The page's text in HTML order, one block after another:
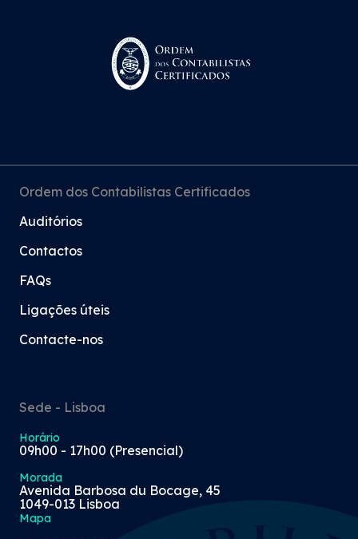
Ordem dos Contabilistas Certificados
Auditórios
Contactos
FAQs
Ligações úteis
Contacte-nos
Sede - Lisboa
Horário
09h00 - 17h00 (Presencial)
Morada
Avenida Barbosa du Bocage, 45
1049-013 Lisboa
Mapa